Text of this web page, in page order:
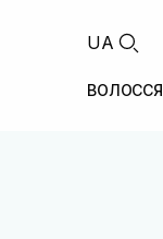
UA
ВОЛОССЯ